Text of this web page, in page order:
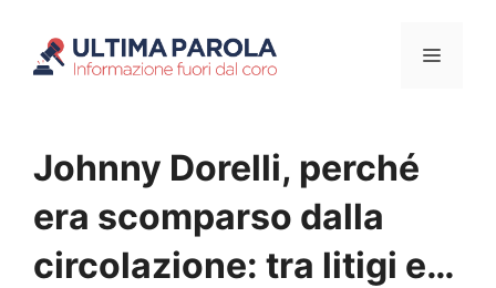
Menu
Johnny Dorelli, perché
era scomparso dalla
circolazione: tra litigi e…